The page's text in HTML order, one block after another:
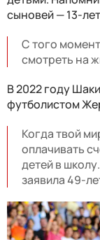
сыновей — 13-
С того
смотреть на
В 2022 году
футболистом
Когда твой
оплачивать
детей в
заявила 49-